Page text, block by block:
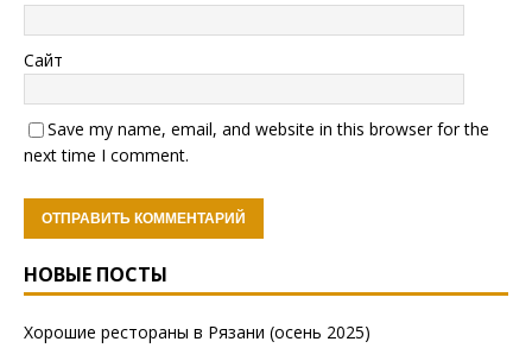
Сайт
Save my name, email, and website in this browser for the
next time I comment.
НОВЫЕ ПОСТЫ
Хорошие рестораны в Рязани (осень 2025)